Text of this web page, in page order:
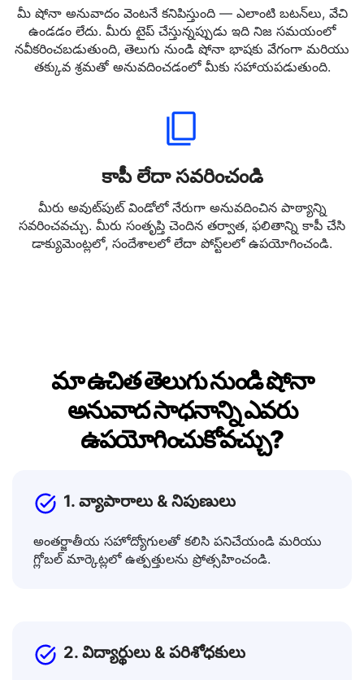
అనువాదాన్ని తనిఖీ చేయండి
మీ షోనా అనువాదం వెంటనే కనిపిస్తుంది — ఎలాంటి బటన్‌లు, వేచి
ఉండడం లేదు. మీరు టైప్ చేస్తున్నప్పుడు ఇది నిజ సమయంలో
తక్కువ శ్రమతో అనువదించడంలో మీకు సహాయపడుతుంది.
కాపీ లేదా సవరించండి
మీరు అవుట్‌పుట్ విండోలో నేరుగా అనువదించిన పాఠ్యాన్ని
మా ఉచిత తెలుగు నుండి షోనా
అనువాద సాధనాన్ని ఎవరు
1. వ్యాపారాలు & నిపుణులు